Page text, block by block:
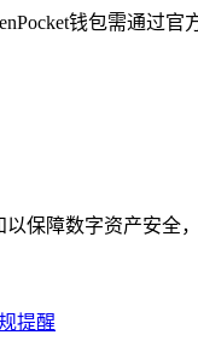
钱包需通过
保障数字资产安